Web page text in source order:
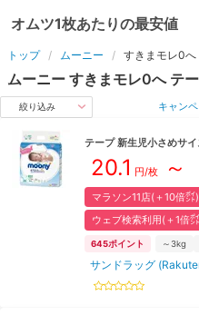
オムツ1枚あたりの最安値
トップ ムーニー すきまモレ0へ
ムーニー すきまモレ0へ テ
絞り込み キャン
テープ 新生児小さめサイ
20.1 円/枚～
マラソン11店(＋10倍㌽)
ウェブ検索利用(＋1倍
645ポイント ～3kg
サンドラッグ